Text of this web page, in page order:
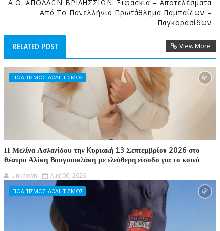
Α.Ο. ΑΠΟΛΛΩΝ ΒΡΙΛΗΣΣΙΩΝ: Ξιφασκία – Αποτελέσματα
Από Το Πανελλήνιο Πρωτάθλημα Παμπαίδων –
Παγκορασίδων
RELATED POST View More
ΠΟΛΙΤΙΣΜΟΣ-ΑΘΛΗΤΙΣΜΟΣ
Η Μελίνα Ασλανίδου την Kυριακή 13 Σεπτεμβρίου 2026 στο
θέατρο Αλίκη Βουγιουκλάκη με ελεύθερη είσοδο για το κοινό
Unknown Aug 06, 2026
ΠΟΛΙΤΙΣΜΟΣ-ΑΘΛΗΤΙΣΜΟΣ